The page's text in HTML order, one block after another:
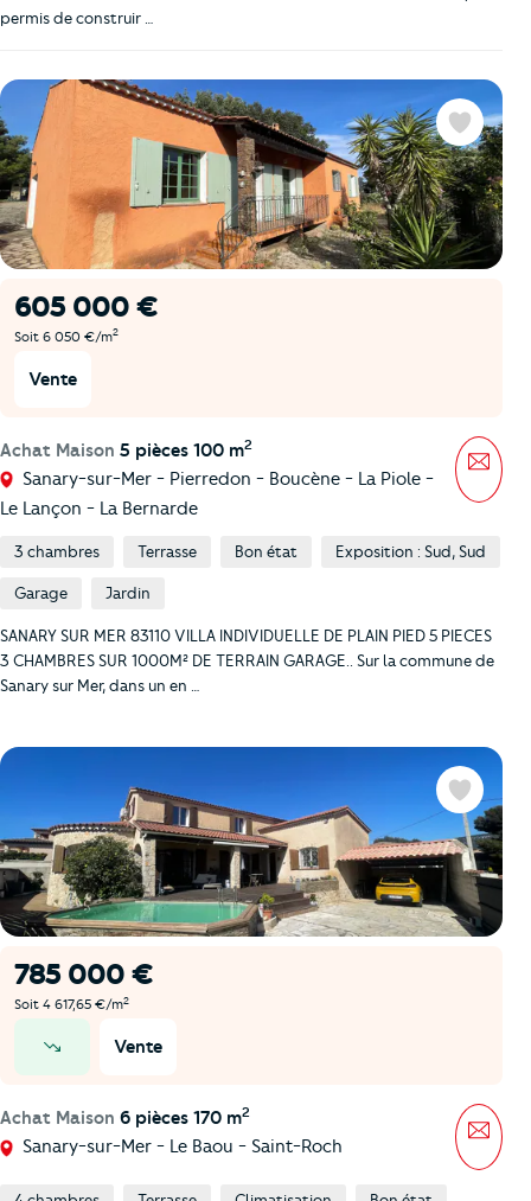
permis de construir …
605 000 €
Soit 6 050 €/m2
Vente
Achat Maison 5 pièces 100 m2
Sanary-sur-Mer - Pierredon - Boucène - La Piole -
Le Lançon - La Bernarde
Favoris
3 chambres Terrasse Bon état Exposition : Sud, Sud
Garage Jardin
SANARY SUR MER 83110 VILLA INDIVIDUELLE DE PLAIN PIED 5 PIECES
3 CHAMBRES SUR 1000M² DE TERRAIN GARAGE.. Sur la commune de
Sanary sur Mer, dans un en …
785 000 €
Soit 4 617,65 €/m2
Vente
Achat Maison 6 pièces 170 m2
Sanary-sur-Mer - Le Baou - Saint-Roch
Favoris